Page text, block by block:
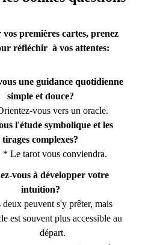
premières cartes, prenez
réfléchir  à vos attentes:
une guidance quotidienne
simple et douce?
vous vers un oracle.
l'étude symbolique et les
tirages complexes?
                      * Le tarot vous conviendra.
vous à développer votre
intuition?
deux peuvent s'y prêter, mais
est souvent plus accessible au
départ.